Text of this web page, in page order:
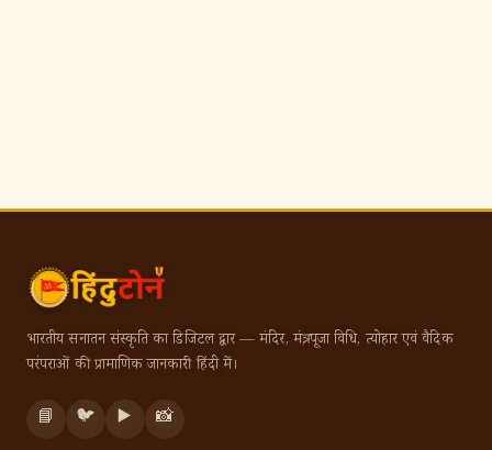
भारतीय सनातन संस्कृति का डिजिटल द्वार — मंदिर, मंत्र, पूजा विधि, त्योहार एवं वैदिक
परंपराओं की प्रामाणिक जानकारी हिंदी में।
📘 🐦 ▶️ 📸